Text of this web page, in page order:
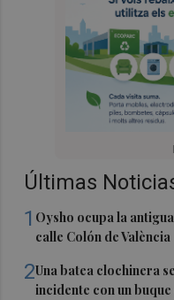
Últimas
1 Oysho ocupa la
calle Colón de València
2Una batea clochinera
incidente con un